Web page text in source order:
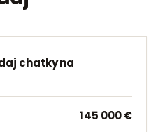
chatky na
145 000 €